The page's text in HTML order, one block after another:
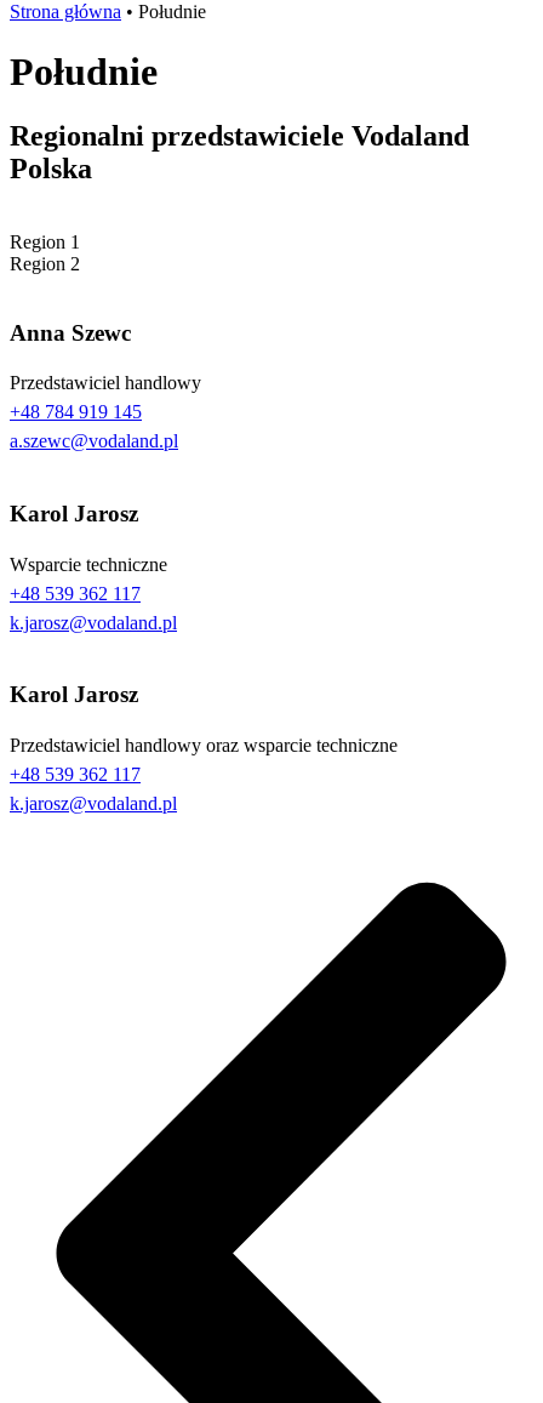
Strona główna • Południe
Południe
Regionalni przedstawiciele Vodaland
Polska
Region 1
Region 2
Anna Szewc
Przedstawiciel handlowy
+48 784 919 145
a.szewc@vodaland.pl
Karol Jarosz
Wsparcie techniczne
+48 539 362 117
k.jarosz@vodaland.pl
Karol Jarosz
Przedstawiciel handlowy oraz wsparcie techniczne
+48 539 362 117
k.jarosz@vodaland.pl